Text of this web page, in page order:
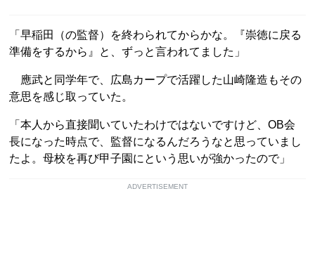
「早稲田（の監督）を終わられてからかな。『崇徳に戻る
準備をするから』と、ずっと言われてました」
應武と同学年で、広島カープで活躍した山崎隆造もその
意思を感じ取っていた。
「本人から直接聞いていたわけではないですけど、OB会
長になった時点で、監督になるんだろうなと思っていまし
たよ。母校を再び甲子園にという思いが強かったので」
ADVERTISEMENT